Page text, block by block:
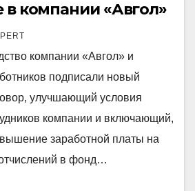
в компании «Авгол»
компании «Авгол» и
подписали новый
улучшающий условия
компании и включающий,
заработной платы на
в фонд…